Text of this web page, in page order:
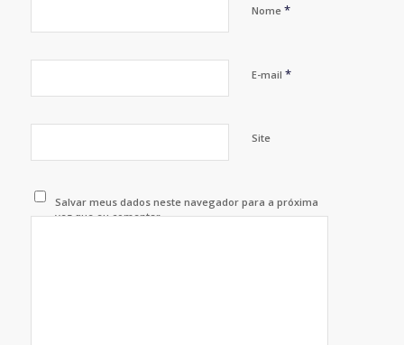
Nome *
E-mail *
Site
Salvar meus dados neste navegador para a próxima
vez que eu comentar.